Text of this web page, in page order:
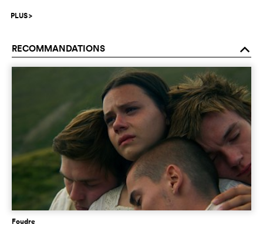
PLUS>
RECOMMANDATIONS o
Foudre